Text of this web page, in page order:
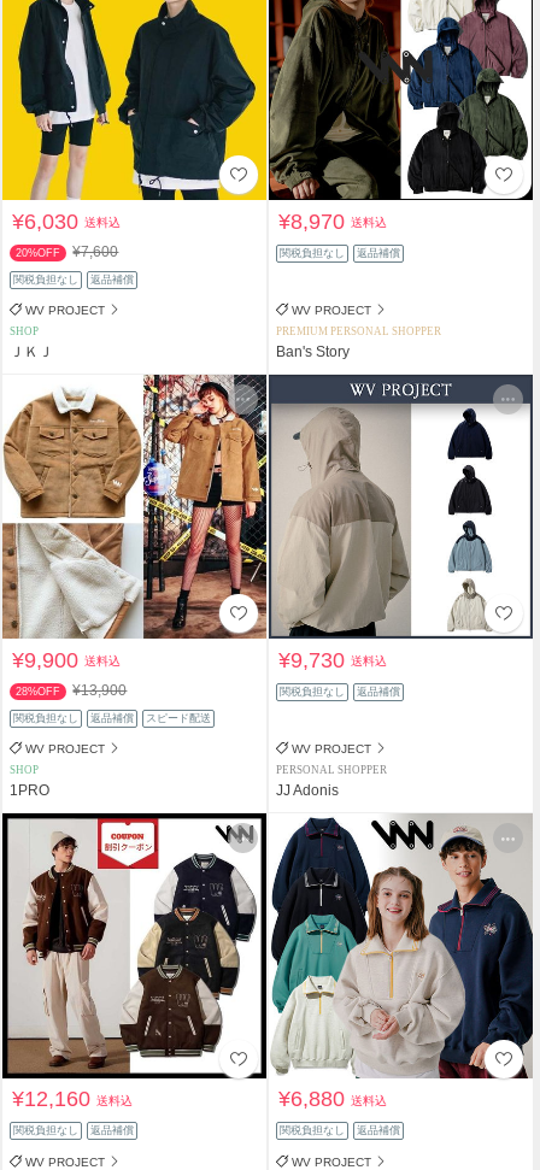
¥6,030送料込
20%OFF ¥7,600
関税負担なし 返品補償
WV PROJECT
SHOP
ＪＫＪ
¥8,970送料込
関税負担なし 返品補償
WV PROJECT
PREMIUM PERSONAL SHOPPER
Ban's Story
¥9,900送料込
28%OFF ¥13,900
関税負担なし 返品補償 スピード配送
WV PROJECT
SHOP
1PRO
¥9,730送料込
関税負担なし 返品補償
WV PROJECT
PERSONAL SHOPPER
JJ Adonis
¥12,160送料込
関税負担なし 返品補償
WV PROJECT
¥6,880送料込
関税負担なし 返品補償
WV PROJECT